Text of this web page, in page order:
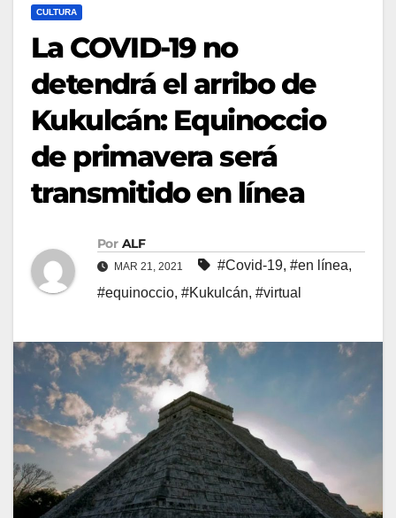
CULTURA
La COVID-19 no
detendrá el arribo de
Kukulcán: Equinoccio
de primavera será
transmitido en línea
Por ALF
MAR 21, 2021 #Covid-19, #en línea,
#equinoccio, #Kukulcán, #virtual